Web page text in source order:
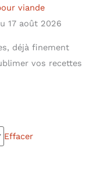
viande
17 août 2026
déjà finement
vos recettes
Effacer